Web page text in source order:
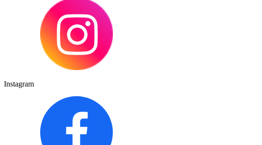
Instagram